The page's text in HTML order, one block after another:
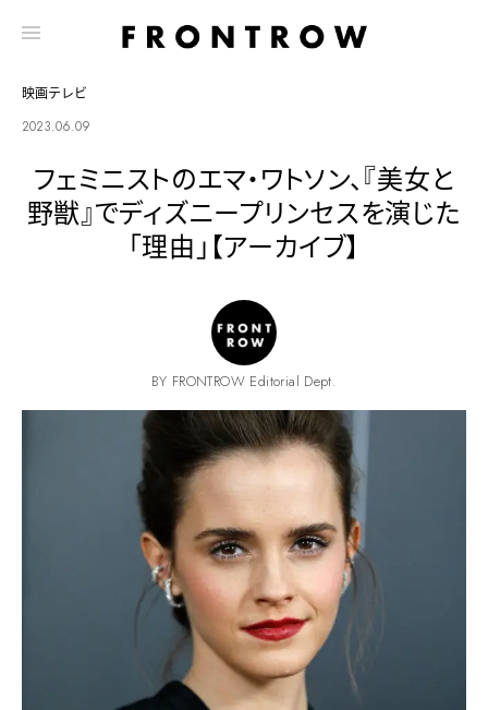
映画テレビ
2023.06.09
フェミニストのエマ・ワトソン、『美女と
野獣』でディズニープリンセスを演じた
「理由」【アーカイブ】
BY FRONTROW Editorial Dept.